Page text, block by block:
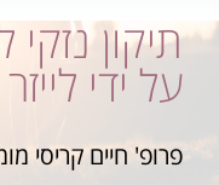
תיקון נזקי
על ידי לייזר
פרופ' חיים קריסי